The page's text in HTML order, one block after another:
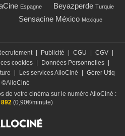
Espagne Beyazperde Turquie
Sensacine México Mexique
Publicité CGU CGV
cookies Données Personnelles
Les services AlloCiné
Gérer Utiq
©AlloCiné
de votre cinéma sur le numéro AlloCiné :
(0,90€/minute)